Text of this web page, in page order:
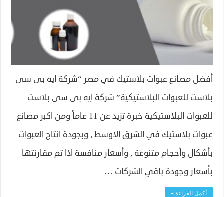
أفضل مصانع عبوات بلاستيك في مصر “شركة ايه بى سى
بلاست للعبوات البلاستيكية” شركة ايه بى سى بلاست
للعبوات البلاستيكية خبرة تزيد عن 11 عاماً ومن اكبر مصانع
عبوات بلاستيك في الشرق الاوسط , وبجودة انتاج العبوات
بأشكال وأحجام متنوعة , وأسعار منافسة اذا تم مقارنتها
بأسعار وجودة باقي الشركات …
أكمل القراءة »